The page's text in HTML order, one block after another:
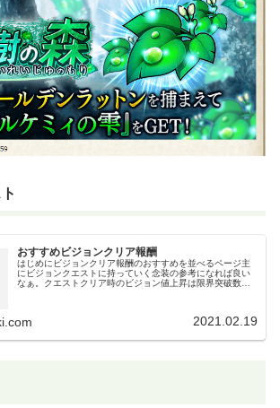
おすすめビジョンクリア報酬
はじめにビジョンクリア報酬のおすすめを並べるページ主
にビジョンクエストに持っていく念装の参考になれば良い
なぁ。クエストクリア時のビジョン値上昇は限界突破数に
2021.02.19